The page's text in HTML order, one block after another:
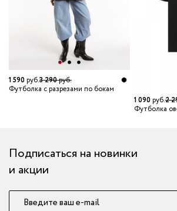
1 590руб.3 290руб.
Футболка с разрезами по бокам
1 090руб.2
Футболка
Подписаться на новинки
и акции
Введите ваш e-mail